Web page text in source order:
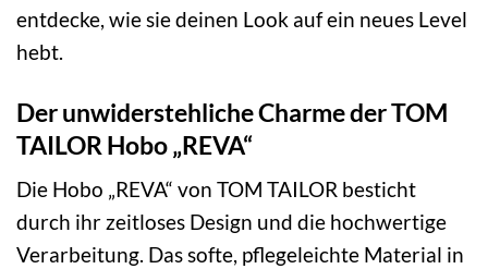
entdecke, wie sie deinen Look auf ein neues Level
hebt.
Der unwiderstehliche Charme der TOM
TAILOR Hobo „REVA“
Die Hobo „REVA“ von TOM TAILOR besticht
durch ihr zeitloses Design und die hochwertige
Verarbeitung. Das softe, pflegeleichte Material in